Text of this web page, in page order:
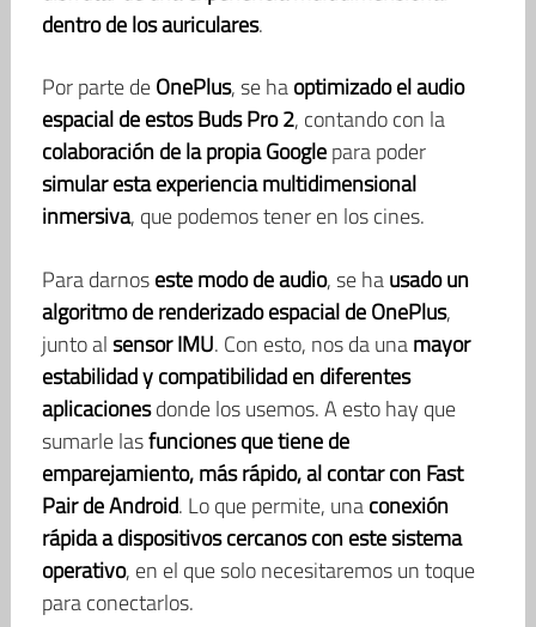
dentro de los auriculares.
Por parte deOnePlus, se haoptimizado el audio
espacial de estos Buds Pro 2, contando con la
colaboración de la propia Googlepara poder
simular esta experiencia multidimensional
inmersiva, que podemos tener en los cines.
Para darnoseste modo de audio, se hausado un
algoritmo de renderizado espacial de OnePlus,
junto alsensor IMU. Con esto, nos da unamayor
estabilidad y compatibilidad en diferentes
aplicacionesdonde los usemos. A esto hay que
sumarle lasfunciones que tiene de
emparejamiento, más rápido, al contar con Fast
Pair de Android. Lo que permite, unaconexión
rápida a dispositivos cercanos con este sistema
operativo, en el que solo necesitaremos un toque
para conectarlos.